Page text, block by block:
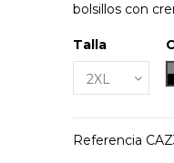
bolsillos con
Talla
Referencia